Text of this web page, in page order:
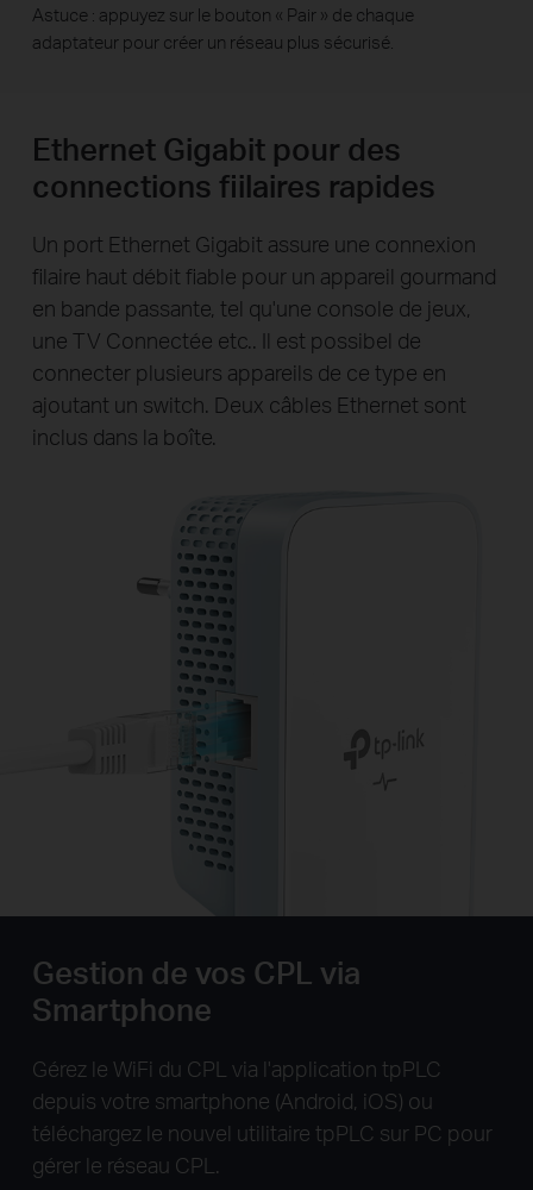
Astuce : appuyez sur le bouton « Pair » de chaque
adaptateur pour créer un réseau plus sécurisé.
Ethernet Gigabit pour des
connections fiilaires rapides
Un port Ethernet Gigabit assure une connexion
filaire haut débit fiable pour un appareil gourmand
en bande passante, tel qu'une console de jeux,
une TV Connectée etc.. Il est possibel de
connecter plusieurs appareils de ce type en
ajoutant un switch. Deux câbles Ethernet sont
inclus dans la boîte.
Gestion de vos CPL via
Smartphone
Gérez le WiFi du CPL via l'application tpPLC
depuis votre smartphone (Android, iOS) ou
téléchargez le nouvel utilitaire tpPLC sur PC pour
gérer le réseau CPL.